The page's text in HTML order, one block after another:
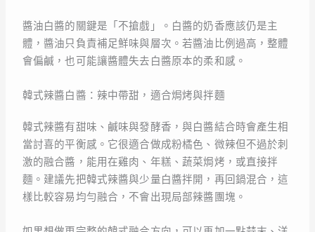
醬油白醬的關鍵是「不搶戲」。白醬的奶香應該仍是主
體，醬油只負責補足鮮味與層次。若醬油比例過高，整體
會偏鹹，也可能讓醬體失去白醬原本的柔和感。
韓式辣醬白醬：辣中帶甜，適合焗烤與拌麵
韓式辣醬有甜味、鹹味與發酵香，與白醬結合時會產生相
當討喜的平衡感。它很適合做成粉橘色、微辣但不過於刺
激的融合醬，能用在雞肉、年糕、蔬菜焗烤，或直接拌
麵。建議先把韓式辣醬與少量白醬拌開，再回鍋混合，這
樣比較容易均勻融合，不會出現局部辣醬團塊。